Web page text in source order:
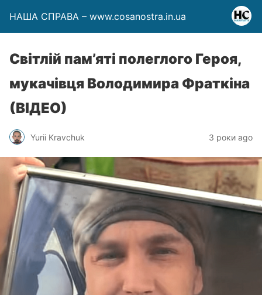
НАША СПРАВА – www.cosanostra.in.ua
Світлій пам’яті полеглого Героя,
мукачівця Володимира Фраткіна
(ВІДЕО)
Yurii Kravchuk 3 роки ago